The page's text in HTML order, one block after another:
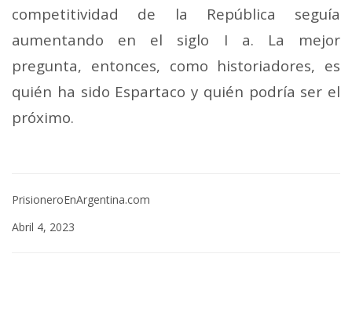
competitividad de la República seguía
aumentando en el siglo I a. La mejor
pregunta, entonces, como historiadores, es
quién ha sido Espartaco y quién podría ser el
próximo.
PrisioneroEnArgentina.com
Abril 4, 2023